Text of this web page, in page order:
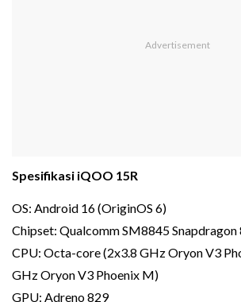
Spesifikasi iQOO 15R
OS: Android 16 (OriginOS 6)
Chipset: Qualcomm SM8845 Snapdragon
CPU: Octa-core (2x3.8 GHz Oryon V3
GHz Oryon V3 Phoenix M)
GPU: Adreno 829